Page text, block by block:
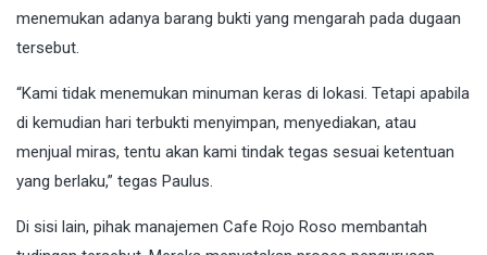
menemukan adanya barang bukti yang mengarah pada dugaan
tersebut.
“Kami tidak menemukan minuman keras di lokasi. Tetapi apabila
di kemudian hari terbukti menyimpan, menyediakan, atau
menjual miras, tentu akan kami tindak tegas sesuai ketentuan
yang berlaku,” tegas Paulus.
Di sisi lain, pihak manajemen Cafe Rojo Roso membantah